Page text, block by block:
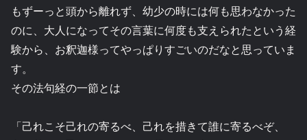
もずーっと頭から離れず、幼少の時には何も思わなかった
のに、大人になってその言葉に何度も支えられたという経
験から、お釈迦様ってやっぱりすごいのだなと思っていま
す。
その法句経の一節とは
「己れこそ己れの寄るべ、己れを措きて誰に寄るべぞ、